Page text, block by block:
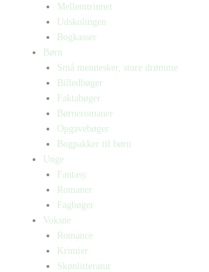
Mellemtrinnet
Udskolingen
Bogkasser
Børn
Små mennesker, store drømme
Billedbøger
Faktabøger
Børneromaner
Opgavebøger
Bogpakker til børn
Unge
Fantasy
Romaner
Fagbøger
Voksne
Romance
Krimier
Skønlitteratur